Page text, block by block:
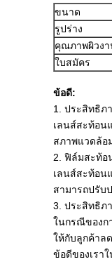
ขนาด
รูปร่าง
คุณภาพผิวง
ใบสมัคร
ข้อดี:
1. ประสิทธิภ
เลนส์สะท้อน
สภาพแวดล้อ
2. ฟิล์มสะท้
เลนส์สะท้อน
สามารถปรับ
3. ประสิทธิ
ในกรณีของก
ให้กับลูกค้าล
ข้อดีของเรา